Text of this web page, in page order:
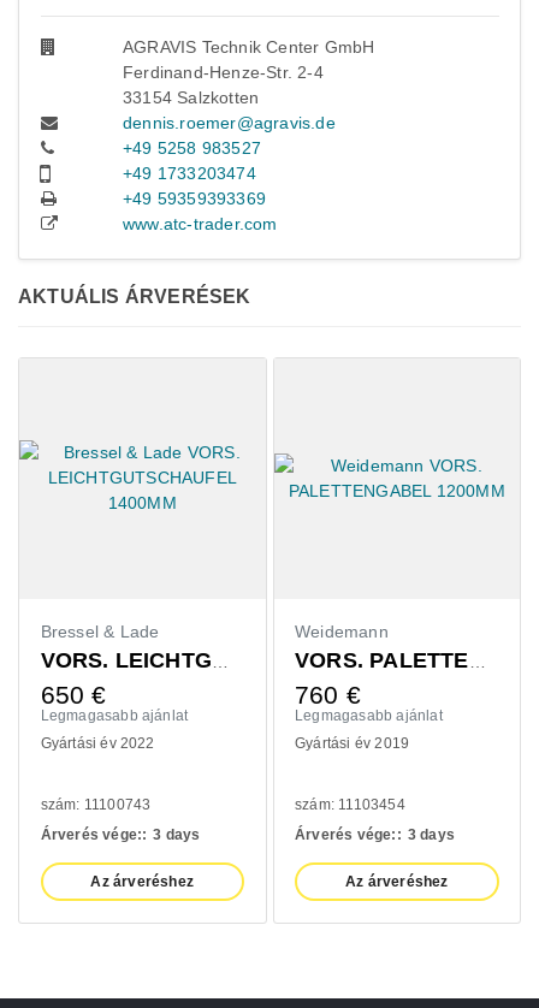
AGRAVIS Technik Center GmbH
Ferdinand-Henze-Str. 2-4
33154 Salzkotten
dennis.roemer@agravis.de
+49 5258 983527
+49 1733203474
+49 59359393369
www.atc-trader.com
AKTUÁLIS ÁRVERÉSEK
VORS. LEICHTGUTSCHAUFEL 1400MM
Weidemann
VORS. PALETTENGABEL 1200MM
Legmagasabb ajánlat
Gyártási év 2019
szám: 11103454
Árverés vége::
Az árveréshez
Claas
Legmagasabb ajánlat
Gyártási év 2020
szám: 10993139
Árverés vége::
Az árveréshez